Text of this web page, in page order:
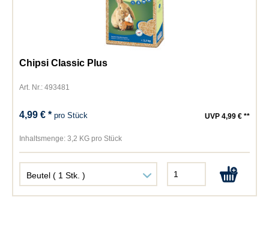
Chipsi Classic Plus
Art. Nr.: 493481
4,99 € *pro Stück UVP 4,99 € **
Inhaltsmenge: 3,2 KG pro Stück